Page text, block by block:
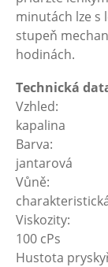
minutách lze s
stupeň
hodinách.
Technická
100 cPs
Hustota